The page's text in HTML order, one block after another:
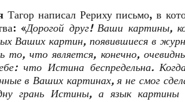
Тагор написал Рериху письмо, в
«Дорогой друг! Ваши картины,
Ваших картин, появившиеся в
то, что является, конечно,
что Истина беспредельна.
в Ваших картинах, я не смог
грань Истины, а язык картины